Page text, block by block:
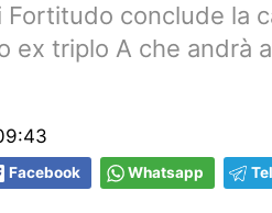
Fortitudo conclude la
ex triplo A che andrà
Facebook Whatsapp